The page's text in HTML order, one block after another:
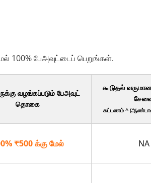
100% பேஅவுட்டைப் பெறுங்கள்.
வழங்கப்படும் பேஅவுட்
தொகை
கூடுதல்
கட்டணம் ^
₹500 க்கு மேல் NA